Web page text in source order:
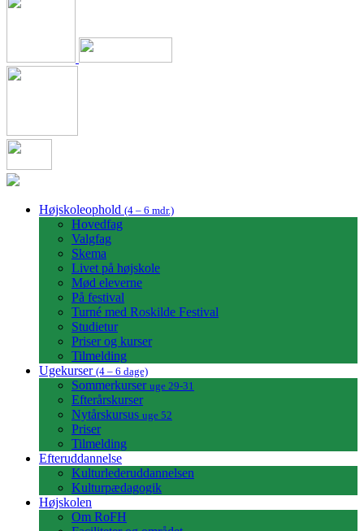
Højskoleophold (4 – 6 mdr.)
Hovedfag
Valgfag
Skema
Livet på højskole
Mød eleverne
På festival
Turné med Roskilde Festival
Studietur
Priser og kurser
Tilmelding
Ugekurser (4 – 6 dage)
Sommerkurser uge 29-31
Efterårskurser
Nytårskursus uge 52
Priser
Tilmelding
Efteruddannelse
Kulturlederuddannelsen
Kulturpædagogik
Højskolen
Om RoFH